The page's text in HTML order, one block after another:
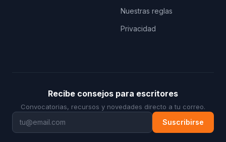
Nuestras reglas
Privacidad
Recibe consejos para escritores
Convocatorias, recursos y novedades directo a tu correo.
Suscribirse